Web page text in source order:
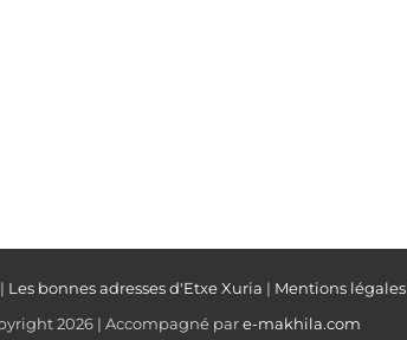
| Les bonnes adresses d'Etxe Xuria | Mentions légales
2026 | Accompagné pare-makhila.com